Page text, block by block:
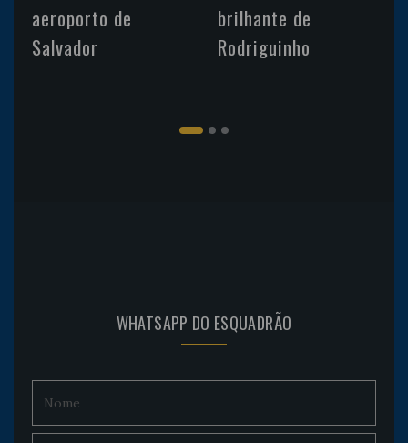
aeroporto de
Salvador
brilhante de
Rodriguinho
WHATSAPP DO ESQUADRÃO